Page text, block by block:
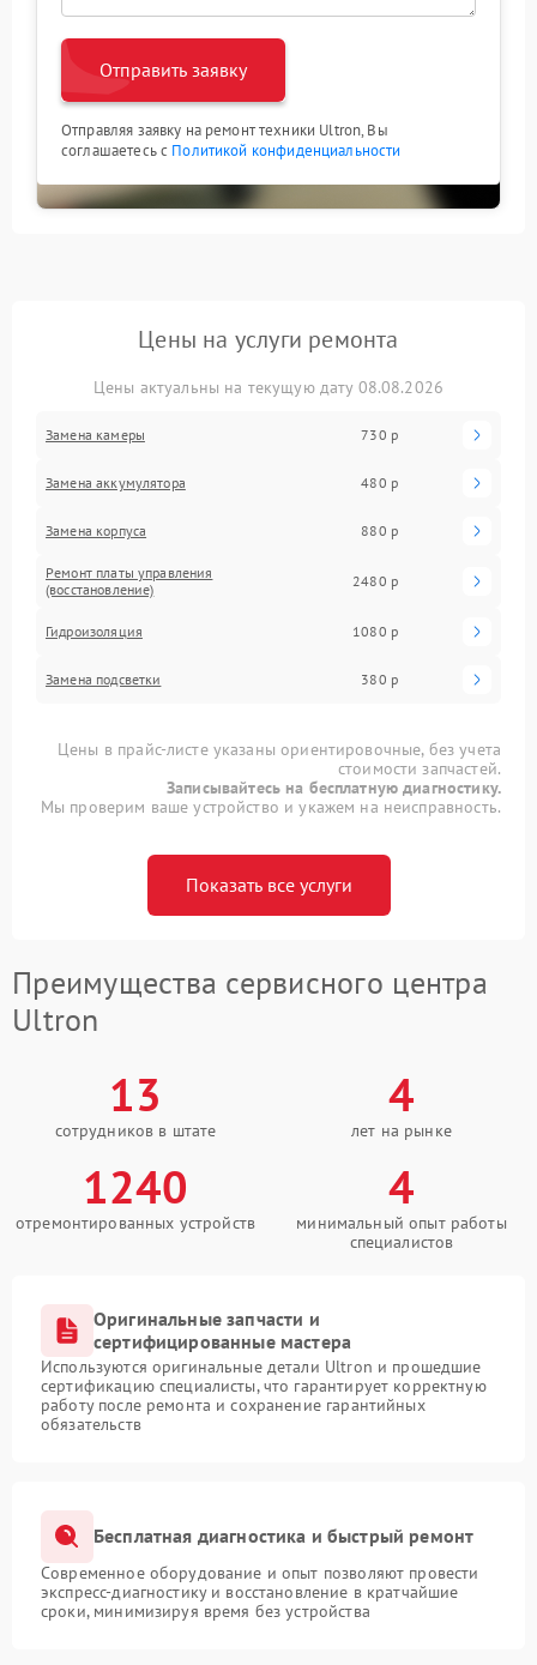
Отправить заявку
Отправляя заявку на ремонт техники Ultron, Вы
соглашаетесь с Политикой конфиденциальности
Цены на услуги ремонта
Цены актуальны на текущую дату 08.08.2026
Замена камеры 730 р
Замена аккумулятора 480 р
Замена корпуса 880 р
Ремонт платы управления
(восстановление)
2480 р
Гидроизоляция 1080 р
Замена подсветки 380 р
Цены в прайс-листе указаны ориентировочные, без учета
стоимости запчастей.
Записывайтесь на бесплатную диагностику.
Мы проверим ваше устройство и укажем на неисправность.
Показать все услуги
Преимущества сервисного центра
Ultron
13
сотрудников в штате
4
лет на рынке
1240
отремонтированных устройств
4
минимальный опыт работы
специалистов
Оригинальные запчасти и
сертифицированные мастера
Используются оригинальные детали Ultron и прошедшие
сертификацию специалисты, что гарантирует корректную
работу после ремонта и сохранение гарантийных
обязательств
Бесплатная диагностика и быстрый ремонт
Современное оборудование и опыт позволяют провести
экспресс-диагностику и восстановление в кратчайшие
сроки, минимизируя время без устройства